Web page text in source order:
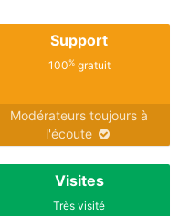
Support
100%gratuit
Modérateurs toujours à
l'écoute
Visites
Très visité